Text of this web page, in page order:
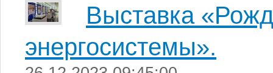
Выставка
энергосистемы».